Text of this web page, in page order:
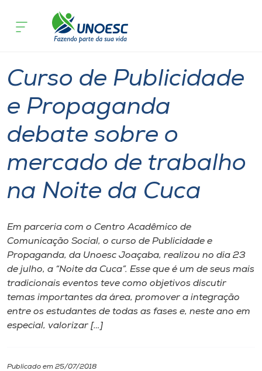
Cursos
Pesquisa
Atendimento ao Estudante
Portal de Ensino
Internacionalização
I.nova
Diplomados
acontece
Curso de Publicidade
e Propaganda
debate sobre o
mercado de trabalho
na Noite da Cuca
Em parceria com o Centro Acadêmico de
Comunicação Social, o curso de Publicidade e
Propaganda, da Unoesc Joaçaba, realizou no dia 23
de julho, a “Noite da Cuca”. Esse que é um de seus mais
tradicionais eventos teve como objetivos discutir
temas importantes da área, promover a integração
entre os estudantes de todas as fases e, neste ano em
especial, valorizar […]
Publicado em 25/07/2018